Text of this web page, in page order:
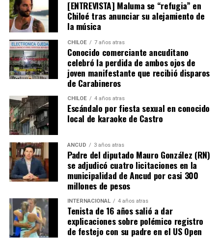
Tras un primer tiempo donde los locales dominaron,
Boca reaccionó en la segunda mitad para darle algo de
trabajo al portero Franco Armani
figura fue el guardametas visitante,
quien tuvo tres intervenciones notables.
River buscaba de todas las maneras abrir el marcador,
pero algo siempre se lo impedía. A los 12′ del segundo
tiempo, Nicolás De la Cruz sacó un remate tremendo de
media distancia que llevaba destino de gol, pero que
‘Chiquito’ con un manotazo salvador, mandó al córner.
Luego,Pablo Solari, exjugador de Colo Colo, definió
cruzado y la pelota pegó en el segundo palo. Era un
anticipo de lo ocurriría en los minutos finales.
A los 90+2 minutos, el juez Darío Herrera cobró penal a
favor del elenco ‘millonario’, por una falta contra el
‘Pibe’ Solari quien se anticipó a su marcador.El
colombiano Miguel Borja transformó la pena
máxima en gol
[ENTREVISTA] Maluma se “refugia” en
Chiloé tras anunciar su alejamiento de
la música
CHILOE 7 años atras
Conocido comerciante ancuditano
celebró la perdida de ambos ojos de
joven manifestante que recibió disparos
de Carabineros
CHILOE 4 años atras
Escándalo por fiesta sexual en conocido
local de karaoke de Castro
ANCUD 3 años atras
Padre del diputado Mauro González (RN)
se adjudicó cuatro licitaciones en la
municipalidad de Ancud por casi 300
millones de pesos
INTERNACIONAL 4 años atras
Tenista de 16 años salió a dar
explicaciones sobre polémico registro
de festejo con su padre en el US Open